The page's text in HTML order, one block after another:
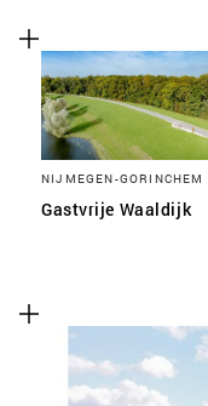
NIJMEGEN-GORINCHEM
Gastvrije Waaldijk